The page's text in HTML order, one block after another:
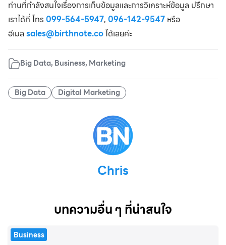
ท่านที่กำลังสนใจเรื่องการเก็บข้อมูลและการวิเคราะห์ข้อมูล ปรึกษา
เราได้ที่ โทร 099-564-5947, 096-142-9547 หรือ
อีเมล sales@birthnote.coได้เลยค่ะ
Big Data, Business, Marketing
Big Data Digital Marketing
Chris
บทความอื่น ๆ ที่น่าสนใจ
Business